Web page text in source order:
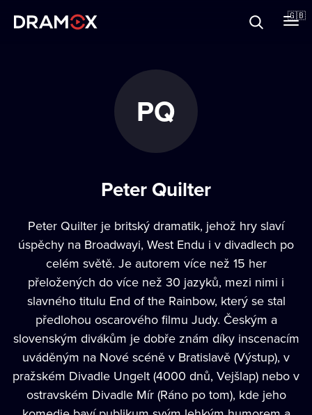
🇬🇧
PQ
Peter Quilter
Peter Quilter je britský dramatik, jehož hry slaví
úspěchy na Broadwayi, West Endu i v divadlech po
celém světě. Je autorem více než 15 her
přeložených do více než 30 jazyků, mezi nimi i
slavného titulu End of the Rainbow, který se stal
předlohou oscarového filmu Judy. Českým a
slovenským divákům je dobře znám díky inscenacím
uváděným na Nové scéně v Bratislavě (Výstup), v
pražském Divadle Ungelt (4000 dnů, Vejšlap) nebo v
ostravském Divadle Mír (Ráno po tom), kde jeho